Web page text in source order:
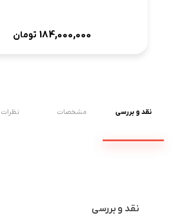
184,000,000 تومان
نقد و بررسی مشخصات نظرات
نقد و بررسی